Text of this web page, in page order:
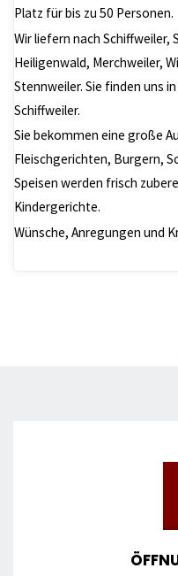
Platz für bis zu 50 Personen.
Wir liefern nach Schiffweiler,
Heiligenwald, Merchweiler,
Stennweiler. Sie finden uns
Schiffweiler.
Sie bekommen eine große
Fleischgerichten, Burgern,
Speisen werden frisch
Kindergerichte.
Wünsche, Anregungen und